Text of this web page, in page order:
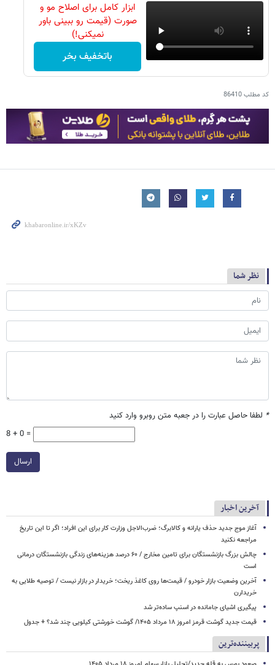
ابزار کامل برای اصلاح مو و
صورت (قیمت رو ببینی باور
نمیکنی!)
باتخفیف بخر
کد مطلب86410
نظر شما
* لطفا حاصل عبارت را در جعبه متن روبرو وارد کنید
8 + 0 =
ارسال
آخرین اخبار
آغاز موج جدید حذف یارانه و کالابرگ؛ ضرب‌الاجل وزارت کار برای این افراد؛ اگر تا این تاریخ
مراجعه نکنید
چالش بزرگ بازنشستگان برای تامین مخارج / ۶۰ درصد هزینه‌های زندگی بازنشستگان درمانی
است
آخرین وضعیت بازار خودرو / قیمت‌ها روی کاغذ ریخت؛ خریدار در بازار نیست / توصیه طلایی به
خریدارن
پیگیری اشیای جامانده در اسنپ ساده‌تر شد
قیمت جدید گوشت قرمز امروز ۱۸ مرداد ۱۴۰۵/ گوشت خورشتی کیلویی چند شد؟ + جدول
پربیننده‌ترین